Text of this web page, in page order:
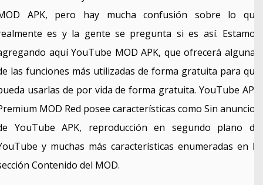
APK, pero hay mucha confusión sobre lo que
es y la gente se pregunta si es así. Estamos
aquí YouTube MOD APK, que ofrecerá algunas
las funciones más utilizadas de forma gratuita para que
usarlas de por vida de forma gratuita. YouTube APK
MOD Red posee características como Sin anuncios
YouTube APK, reproducción en segundo plano de
y muchas más características enumeradas en la
Contenido del MOD.